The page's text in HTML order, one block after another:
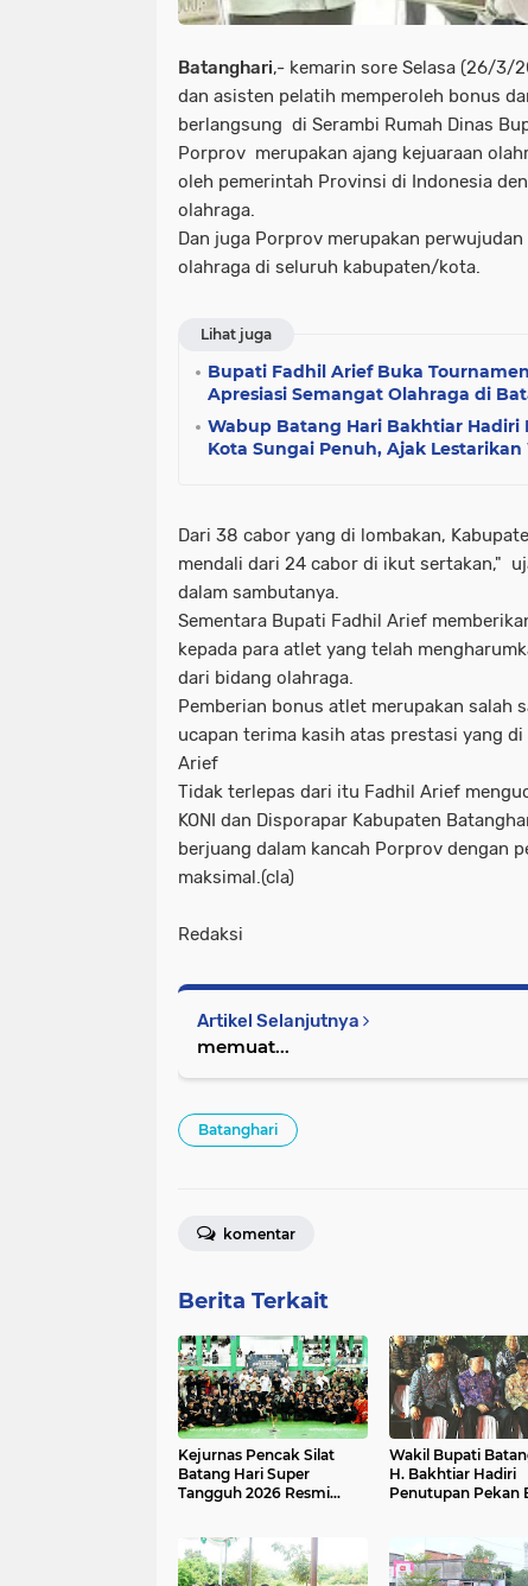
Batanghari,- kemarin sore Selasa (26/3/
dan asisten pelatih memperoleh bonus
berlangsung di Serambi Rumah Dinas
Porprov merupakan ajang kejuaraan
oleh pemerintah Provinsi di Indonesia
olahraga.
Dan juga Porprov merupakan
olahraga di seluruh kabupaten/kota.
Lihat juga
Bupati Fadhil Arief Buka
Apresiasi Semangat Olahraga di
Wabup Batang Hari Bakhtiar Hadiri
Kota Sungai Penuh, Ajak
Dari 38 cabor yang di lombakan,
mendali dari 24 cabor di ikut sertakan,"
dalam sambutanya.
Sementara Bupati Fadhil Arief
kepada para atlet yang telah
dari bidang olahraga.
Pemberian bonus atlet merupakan salah
ucapan terima kasih atas prestasi yang
Arief
Tidak terlepas dari itu Fadhil Arief
KONI dan Disporapar Kabupaten
berjuang dalam kancah Porprov dengan
maksimal.(cla)
Redaksi
Artikel Selanjutnya
memuat...
Batanghari
komentar
Berita Terkait
Kejurnas Pencak Silat
Batang Hari Super
Tangguh 2026 Resmi
Wakil Bupati
H. Bakhtiar Hadiri
Penutupan Pekan